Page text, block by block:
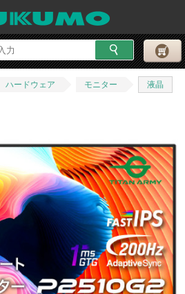
ハードウェア モニター 液晶